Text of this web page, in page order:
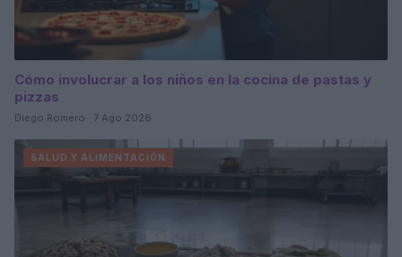
Cómo involucrar a los niños en la cocina de pastas y
pizzas
Diego Romero · 7 Ago 2026
SALUD Y ALIMENTACIÓN